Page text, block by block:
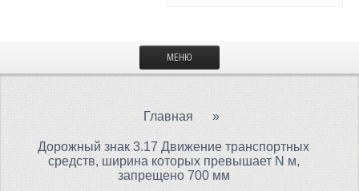
МЕНЮ
МАТЕРИАЛЫ
СВЕТООТРАЖАЮЩАЯ ТКАНЬ
Главная »
Дорожный знак 3.17 Движение транспортных
средств, ширина которых превышает N м,
запрещено 700 мм